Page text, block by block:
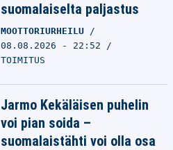
suomalaiselta paljastus
MOOTTORIURHEILU
08.08.2026 - 22:52
TOIMITUS
Jarmo Kekäläisen puhelin
voi pian soida –
suomalaistähti voi olla osa